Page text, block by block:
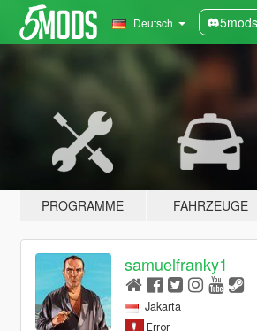
Deutsch
PROGRAMME FAHRZEUGE
samuelfranky1
Jakarta